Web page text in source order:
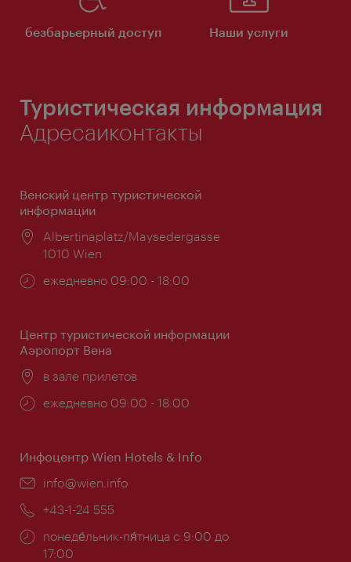
безбарьерный доступ Наши услуги
Туристическая информация
Адресаиконтакты
Венский центр туристической
информации
Расположение:
Albertinaplatz/Maysedergasse
1010 Wien
Часы
ежедневно 09:00 - 18:00
Центр туристической информации
Аэропорт Вена
Расположение:
в зале прилетов
Часы
ежедневно 09:00 - 18:00
Инфоцентр Wien Hotels & Info
Эл.
info@wien.info
Телефон:
+43-1-24 555
Часы
работы:
понеде́льник-пя́тница с 9:00 до
17:00